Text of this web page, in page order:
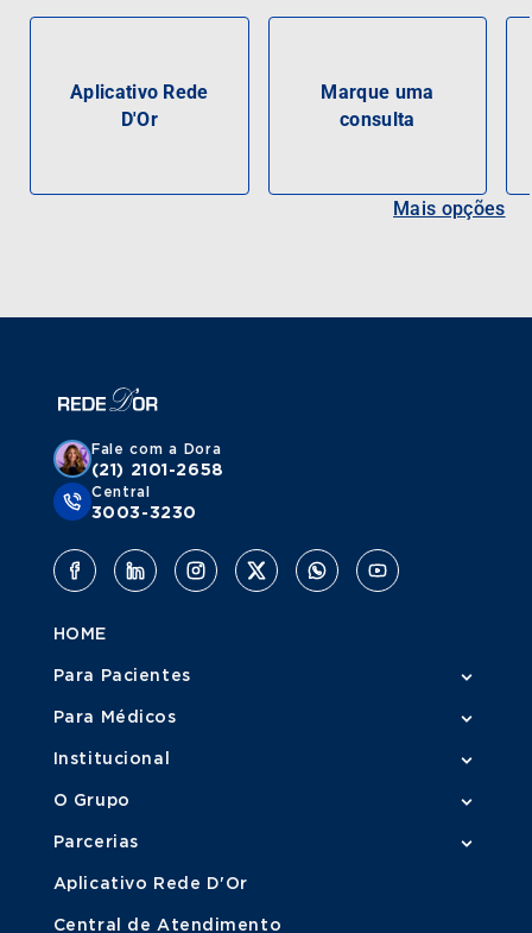
Aplicativo Rede
D'Or
Marque uma
consulta
Mais opções
Fale com a Dora
(21) 2101-2658
Central
3003-3230
HOME
Para Pacientes
Para Médicos
Institucional
O Grupo
Parcerias
Aplicativo Rede D'Or
Central de Atendimento